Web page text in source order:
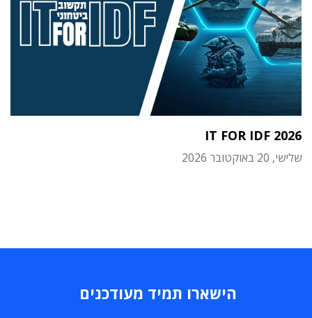
IT FOR IDF 2026
שלישי, 20 באוקטובר 2026
הישארו תמיד מעודכנים